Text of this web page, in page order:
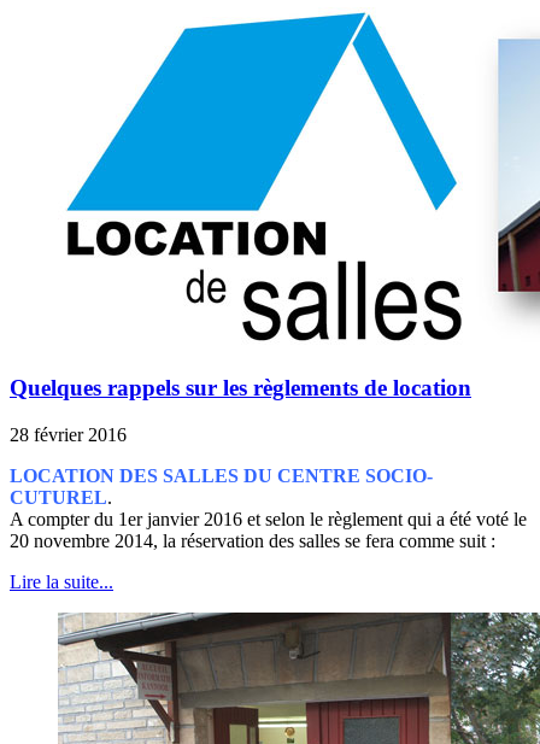
Quelques rappels sur les règlements de location
28 février 2016
LOCATION DES SALLES DU CENTRE SOCIO-
CUTUREL.
A compter du 1er janvier 2016 et selon le règlement qui a été voté le
20 novembre 2014, la réservation des salles se fera comme suit :
Lire la suite...